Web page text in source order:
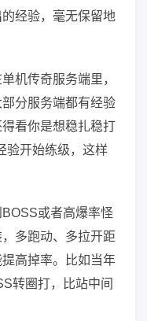
经验，毫无保留地
机传奇服务端里，
分服务端都有经验
看你是想稳扎稳打
验开始练级，这样
或者高爆率怪
多跑动、多拉开距
高掉率。比如当年
转圈打，比站中间